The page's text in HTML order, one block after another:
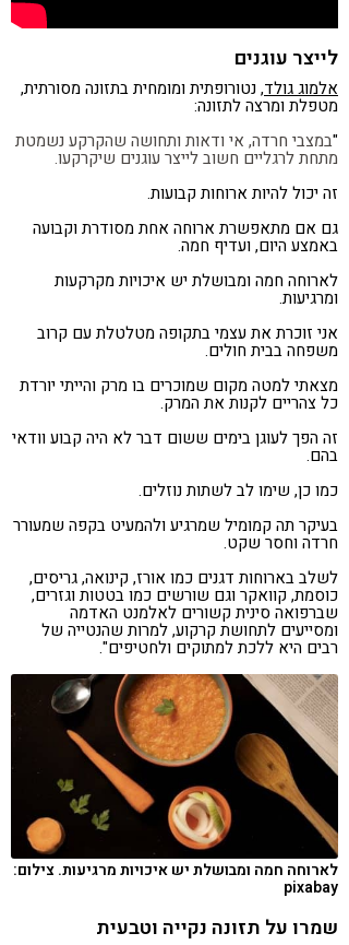
לייצר עוגנים
אלמוג גולד, נטורופתית ומומחית בתזונה מסורתית,
מטפלת ומרצה לתזונה:
"במצבי חרדה, אי ודאות ותחושה שהקרקע נשמטת
מתחת לרגליים חשוב לייצר עוגנים שיקרקעו.
זה יכול להיות ארוחות קבועות.
גם אם מתאפשרת ארוחה אחת מסודרת וקבועה
באמצע היום, ועדיף חמה.
לארוחה חמה ומבושלת יש איכויות מקרקעות
ומרגיעות.
אני זוכרת את עצמי בתקופה מטלטלת עם קרוב
משפחה בבית חולים.
מצאתי למטה מקום שמוכרים בו מרק והייתי יורדת
כל צהריים לקנות את המרק.
זה הפך לעוגן בימים ששום דבר לא היה קבוע וודאי
בהם.
כמו כן, שימו לב לשתות נוזלים.
בעיקר תה קמומיל שמרגיע ולהמעיט בקפה שמעורר
חרדה וחסר שקט.
לשלב בארוחות דגנים כמו אורז, קינואה, גריסים,
כוסמת, קוואקר וגם שורשים כמו בטטות וגזרים,
שברפואה סינית קשורים לאלמנט האדמה
ומסייעים לתחושת קרקוע, למרות שהנטייה של
רבים היא ללכת למתוקים ולחטיפים".
לארוחה חמה ומבושלת יש איכויות מרגיעות. צילום:
pixabay
שמרו על תזונה נקייה וטבעית